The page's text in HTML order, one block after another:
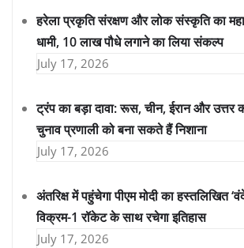
हरेला प्रकृति संरक्षण और लोक संस्कृति का
धामी, 10 लाख पौधे लगाने का लिया संकल्प
July 17, 2026
ट्रंप का बड़ा दावा: रूस, चीन, ईरान और उत्तर
चुनाव प्रणाली को बना सकते हैं निशाना
July 17, 2026
अंतरिक्ष में पहुंचेगा पीएम मोदी का हस्तलिखित
विक्रम-1 रॉकेट के साथ रचेगा इतिहास
July 17, 2026